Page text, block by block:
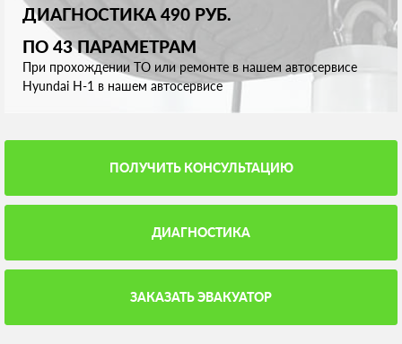
ДИАГНОСТИКА 490 РУБ.
ПО 43 ПАРАМЕТРАМ
При прохождении ТО или ремонте в нашем автосервисе
Hyundai H-1 в нашем автосервисе
ПОЛУЧИТЬ КОНСУЛЬТАЦИЮ
ДИАГНОСТИКА
ЗАКАЗАТЬ ЭВАКУАТОР